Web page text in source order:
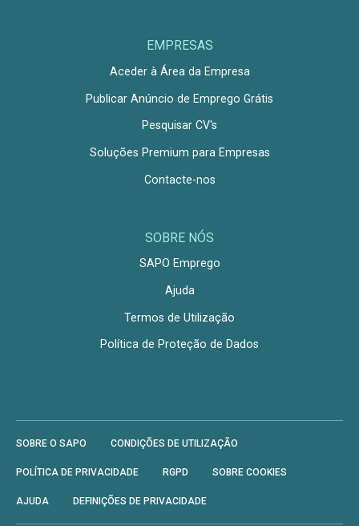
EMPRESAS
Aceder à Área da Empresa
Publicar Anúncio de Emprego Grátis
Pesquisar CV's
Soluções Premium para Empresas
Contacte-nos
SOBRE NÓS
SAPO Emprego
Ajuda
Termos de Utilização
Política de Proteção de Dados
SOBRE O SAPO CONDIÇÕES DE UTILIZAÇÃO
POLÍTICA DE PRIVACIDADE RGPD SOBRE COOKIES
AJUDA DEFINIÇÕES DE PRIVACIDADE